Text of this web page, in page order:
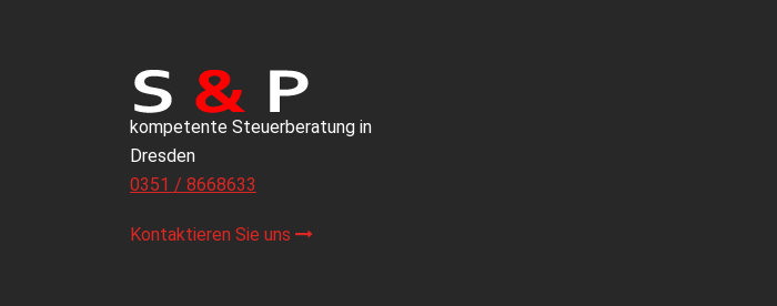
kompetente Steuerberatung in
Dresden
0351 / 8668633
Kontaktieren Sie uns